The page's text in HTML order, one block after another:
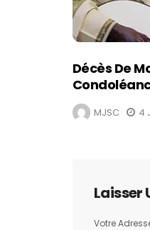
Décès De
MJSC 4
Laisser
Votre